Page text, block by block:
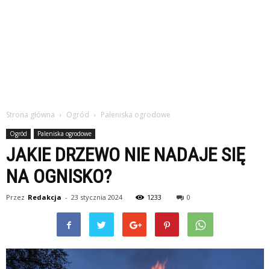
Strona główna Ogród Paleniska ogrodowe
Ogród Paleniska ogrodowe
JAKIE DRZEWO NIE NADAJE SIĘ
NA OGNISKO?
Przez Redakcja - 23 stycznia 2024 1233 0